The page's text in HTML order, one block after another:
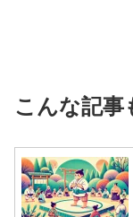
こんな記事